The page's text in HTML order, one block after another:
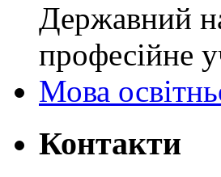
Державний
професійне
Мова
Контакти